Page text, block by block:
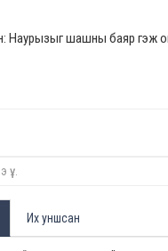
Наурызыг шашны баяр гэж
Их уншсан